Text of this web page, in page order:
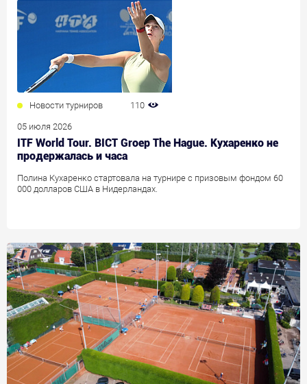
Новости турниров 110
05 июля 2026
ITF World Tour. BICT Groep The Hague. Кухаренко не
продержалась и часа
Полина Кухаренко стартовала на турнире с призовым фондом 60
000 долларов США в Нидерландах.